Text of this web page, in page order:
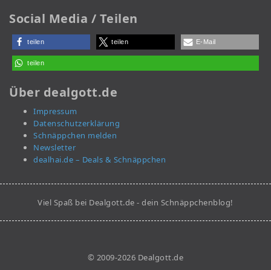
Social Media / Teilen
teilen teilen E-Mail
teilen
Über dealgott.de
Impressum
Datenschutzerklärung
Schnäppchen melden
Newsletter
dealhai.de – Deals & Schnäppchen
Viel Spaß bei Dealgott.de - dein Schnäppchenblog!
© 2009-2026 Dealgott.de